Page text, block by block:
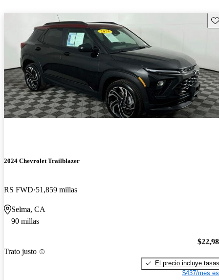
2024 Chevrolet Trailblazer
RS FWD 51,859 millas
Selma, CA
90 millas
Trato justo
El precio incluye tasas
$437/mes